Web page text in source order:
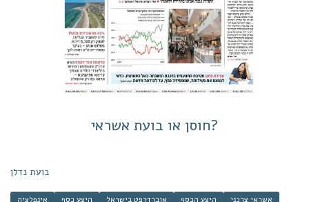
חוסן או בועת אשראי?
בועת נדלן
אינפלציה היצע כסף אוברדרפט בישראל היצע הכסף אשראי צרכני